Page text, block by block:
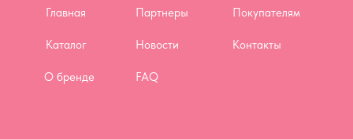
Главная
Каталог
О бренде
Партнеры
Новости Контакты
Покупателям
FAQ